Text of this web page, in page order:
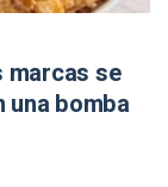
marcas se
bomba